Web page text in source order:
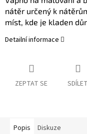
nátěr určený k
míst, kde je kladen
Detailní informace
ZEPTAT SE SDÍLET
Popis Diskuze